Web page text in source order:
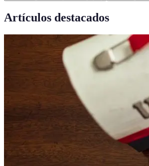
Artículos destacados